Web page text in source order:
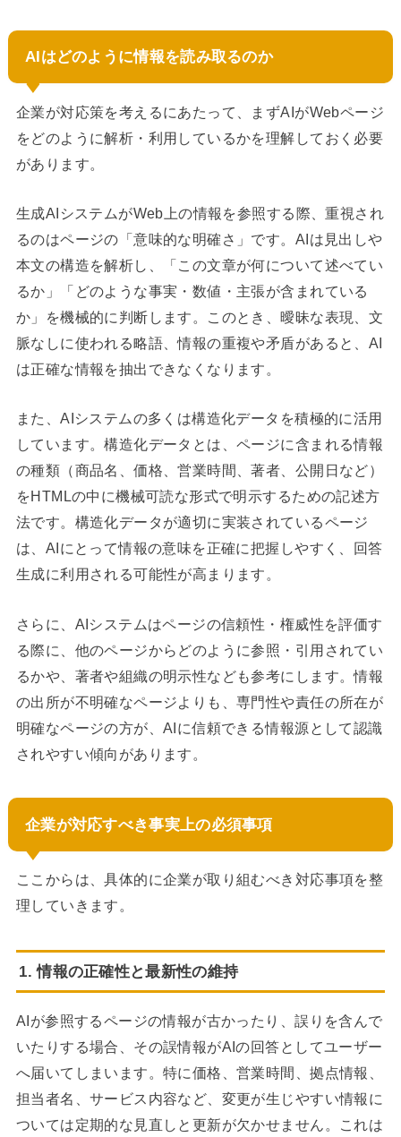
AIはどのように情報を読み取るのか
企業が対応策を考えるにあたって、まずAIがWebページ
をどのように解析・利用しているかを理解しておく必要
があります。
生成AIシステムがWeb上の情報を参照する際、重視され
るのはページの「意味的な明確さ」です。AIは見出しや
本文の構造を解析し、「この文章が何について述べてい
るか」「どのような事実・数値・主張が含まれている
か」を機械的に判断します。このとき、曖昧な表現、文
脈なしに使われる略語、情報の重複や矛盾があると、AI
は正確な情報を抽出できなくなります。
また、AIシステムの多くは構造化データを積極的に活用
しています。構造化データとは、ページに含まれる情報
の種類（商品名、価格、営業時間、著者、公開日など）
をHTMLの中に機械可読な形式で明示するための記述方
法です。構造化データが適切に実装されているページ
は、AIにとって情報の意味を正確に把握しやすく、回答
生成に利用される可能性が高まります。
さらに、AIシステムはページの信頼性・権威性を評価す
る際に、他のページからどのように参照・引用されてい
るかや、著者や組織の明示性なども参考にします。情報
の出所が不明確なページよりも、専門性や責任の所在が
明確なページの方が、AIに信頼できる情報源として認識
されやすい傾向があります。
企業が対応すべき事実上の必須事項
ここからは、具体的に企業が取り組むべき対応事項を整
理していきます。
1. 情報の正確性と最新性の維持
AIが参照するページの情報が古かったり、誤りを含んで
いたりする場合、その誤情報がAIの回答としてユーザー
へ届いてしまいます。特に価格、営業時間、拠点情報、
担当者名、サービス内容など、変更が生じやすい情報に
ついては定期的な見直しと更新が欠かせません。これは